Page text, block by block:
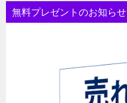
ビ
無料プレゼントのお知らせ